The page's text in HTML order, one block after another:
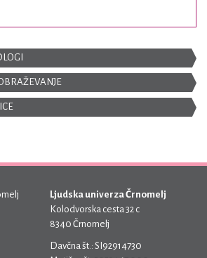
Ljudska univerza Črnomelj
Kolodvorska cesta 32 c
8340 Črnomelj
Davčna št.: SI92914730